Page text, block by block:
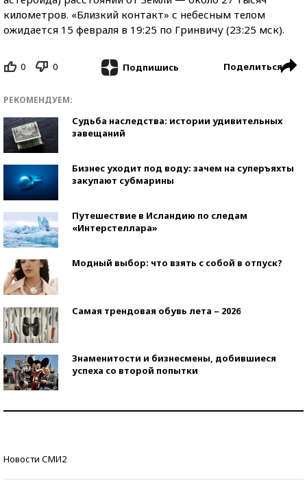
километров. «Близкий контакт» с небесным телом
ожидается 15 февраля в 19:25 по Гринвичу (23:25 мск).
0 0 Подпишись Поделиться
РЕКОМЕНДУЕМ:
Судьба наследства: истории удивительных
завещаний
Бизнес уходит под воду: зачем на суперъяхты
закупают субмарины
Путешествие в Исландию по следам
«Интерстеллара»
Модный выбор: что взять с собой в отпуск?
Самая трендовая обувь лета – 2026
Знаменитости и бизнесмены, добившиеся
успеха со второй попытки
Новости СМИ2